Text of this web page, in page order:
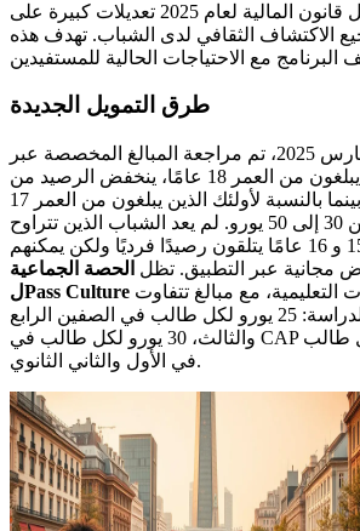
أدخل قانون المالية لعام 2025 تعديلات كبيرة على Pass Culture، وهو
الاكتشاف الثقافي لدى الشباب. تهدف هذه
طرق التمويل الجديدة
منذ 1 مارس 2025، تم مراجعة المبالغ المخصصة عبر Pass Culture.
بالنسبة للشباب الذين يبلغون من العمر 18 عامًا، ينخفض الرصيد من
300 إلى 150 يورو، بينما بالنسبة لأولئك الذين يبلغون من العمر 17
عامًا، يرتفع من 30 إلى 50 يورو. لم يعد الشباب الذين تتراوح
أعمارهم بين 15 و 16 عامًا يتلقون رصيدًا فرديًا ولكن يمكنهم
مجانية عبر التطبيق. تظل الحصة الجماعية
لPass Culture
حسب مستوى الدراسة: 25 يورو لكل طالب في الصفين الرابع
والثالث، 30 يورو لكل طالب في CAP والثاني، و20 يورو لكل طالب
في الأول والثاني الثانوي.